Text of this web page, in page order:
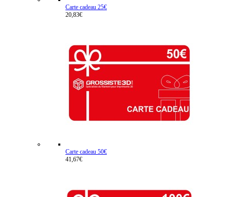
Carte cadeau 25€
20,83€
Carte cadeau 50€
41,67€